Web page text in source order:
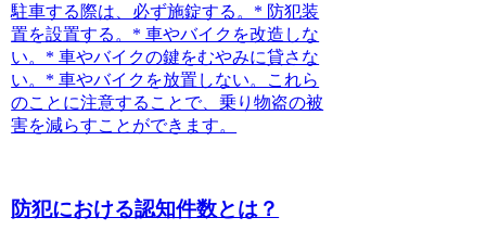
駐車する際は、必ず施錠する。* 防犯装
置を設置する。* 車やバイクを改造しな
い。* 車やバイクの鍵をむやみに貸さな
い。* 車やバイクを放置しない。これら
のことに注意することで、乗り物盗の被
害を減らすことができます。
防犯における認知件数とは？